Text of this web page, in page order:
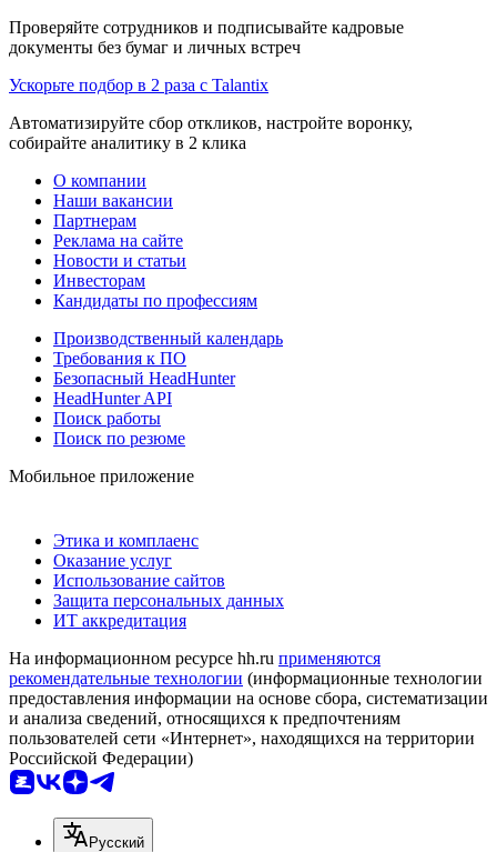
Проверяйте сотрудников и подписывайте кадровые
документы без бумаг и личных встреч
Ускорьте подбор в 2 раза с Talantix
Автоматизируйте сбор откликов, настройте воронку,
собирайте аналитику в 2 клика
О компании
Наши вакансии
Партнерам
Реклама на сайте
Новости и статьи
Инвесторам
Кандидаты по профессиям
Производственный календарь
Требования к ПО
Безопасный HeadHunter
HeadHunter API
Поиск работы
Поиск по резюме
Мобильное приложение
Этика и комплаенс
Оказание услуг
Использование сайтов
Защита персональных данных
ИТ аккредитация
На информационном ресурсе hh.ru применяются
рекомендательные технологии (информационные технологии
предоставления информации на основе сбора, систематизации
и анализа сведений, относящихся к предпочтениям
пользователей сети «Интернет», находящихся на территории
Российской Федерации)
Русский